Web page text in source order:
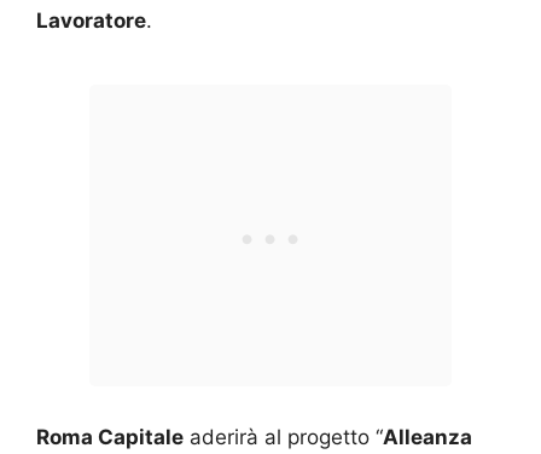
Lavoratore.
Roma Capitale aderirà al progetto “Alleanza